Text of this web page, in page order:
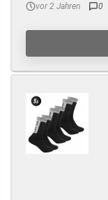
vor 2 Jahren 0